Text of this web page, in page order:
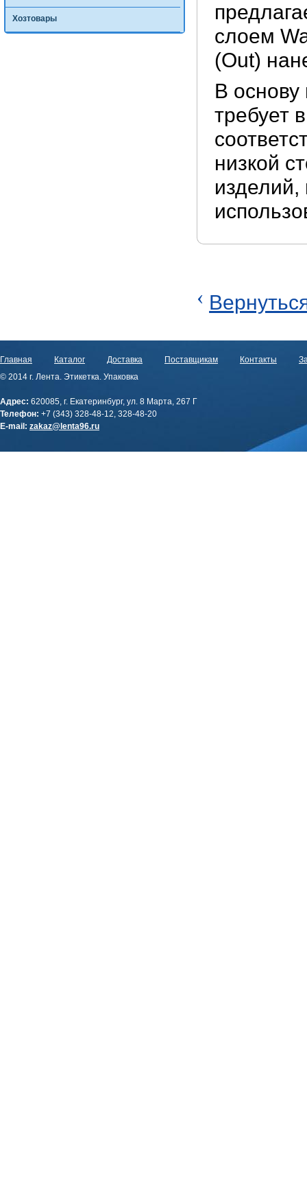
Хозтовары
слоем
(Out)
В основу
требует
низкой
изделий,
‹
Главная Каталог Доставка Поставщикам Контакты
© 2014 г. Лента. Этикетка. Упаковка
Адрес: 620085, г. Екатеринбург, ул. 8 Марта, 267 Г
Телефон: +7 (343) 328-48-12, 328-48-20
E-mail: zakaz@lenta96.ru